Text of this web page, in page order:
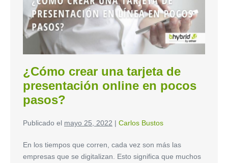
¿Cómo crear una tarjeta de
presentación online en pocos
pasos?
Publicado el mayo 25, 2022 | Carlos Bustos
En los tiempos que corren, cada vez son más las
empresas que se digitalizan. Esto significa que muchos